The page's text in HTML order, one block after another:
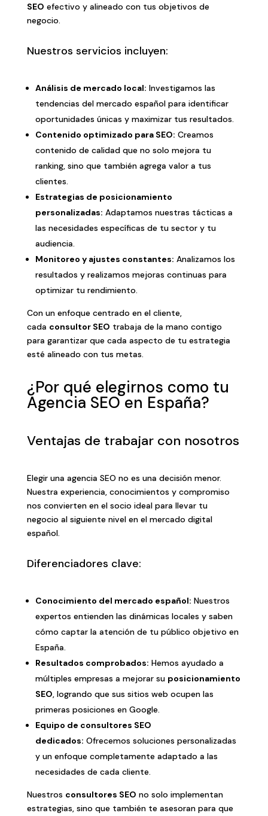
SEO efectivo y alineado con tus objetivos de
negocio.
Nuestros servicios incluyen:
Análisis de mercado local: Investigamos las
tendencias del mercado español para identificar
oportunidades únicas y maximizar tus resultados.
Contenido optimizado para SEO: Creamos
contenido de calidad que no solo mejora tu
ranking, sino que también agrega valor a tus
clientes.
Estrategias de posicionamiento
personalizadas: Adaptamos nuestras tácticas a
las necesidades específicas de tu sector y tu
audiencia.
Monitoreo y ajustes constantes: Analizamos los
resultados y realizamos mejoras continuas para
optimizar tu rendimiento.
Con un enfoque centrado en el cliente,
cada consultor SEO trabaja de la mano contigo
para garantizar que cada aspecto de tu estrategia
esté alineado con tus metas.
¿Por qué elegirnos como tu
Agencia SEO en España?
Ventajas de trabajar con nosotros
Elegir una agencia SEO no es una decisión menor.
Nuestra experiencia, conocimientos y compromiso
nos convierten en el socio ideal para llevar tu
negocio al siguiente nivel en el mercado digital
español.
Diferenciadores clave:
Conocimiento del mercado español: Nuestros
expertos entienden las dinámicas locales y saben
cómo captar la atención de tu público objetivo en
España.
Resultados comprobados: Hemos ayudado a
múltiples empresas a mejorar su posicionamiento
SEO, logrando que sus sitios web ocupen las
primeras posiciones en Google.
Equipo de consultores SEO
dedicados: Ofrecemos soluciones personalizadas
y un enfoque completamente adaptado a las
necesidades de cada cliente.
Nuestros consultores SEO no solo implementan
estrategias, sino que también te asesoran para que